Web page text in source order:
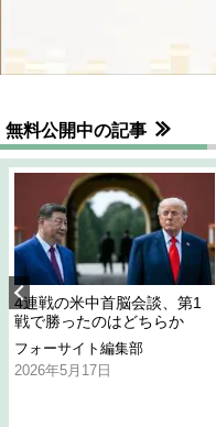
無料公開中の記事
4連戦の米中首脳会談、第1
戦で勝ったのはどちらか
フォーサイト編集部
2026年5月17日